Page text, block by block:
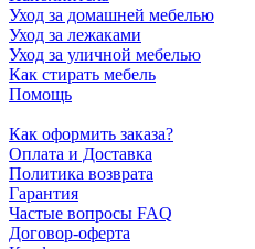
Уход за домашней мебелью
Уход за лежаками
Уход за уличной мебелью
Как стирать мебель
Помощь
Как оформить заказа?
Оплата и Доставка
Политика возврата
Гарантия
Частые вопросы FAQ
Договор-оферта